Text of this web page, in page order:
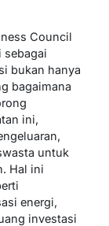
Council
sebagai
bukan hanya
bagaimana
ini,
untuk
Hal ini
energi,
investasi